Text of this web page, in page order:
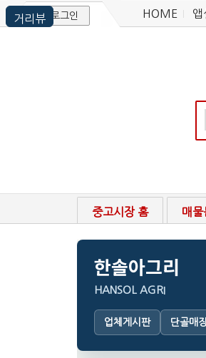
로그인 HOME 앱
중고시장 홈 매물
한솔아그리
HANSOL AGRI
업체게시판 단골매